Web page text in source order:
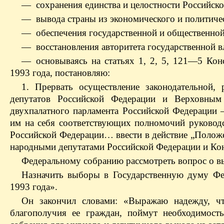
— сохранения единства и целостности
— вывода страны из экономического и
— обеспечения государственной и
— восстановления авторитета государственной
— основываясь на статьях 1, 2, 5, 121—5
1993 года, постановляю:
1. Прервать осуществление
депутатов Российской Федерации и
двухпалатного парламента Российской
им на себя соответствующих полномочий
Российской Федерации… ввести в действие
народными депутатами Российской Федерации и
Федеральному собранию рассмотреть вопрос о
Hазначить выборы в Государственную думу
1993 года».
Он закончил словами: «Выражаю надежду,
благополучия ее граждан, поймут